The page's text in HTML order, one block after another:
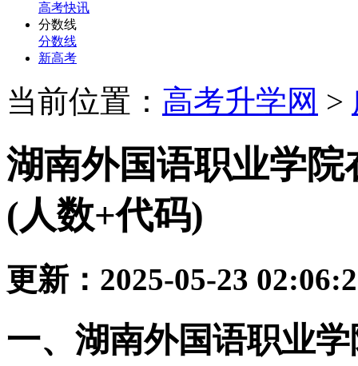
高考快讯
分数线
分数线
新高考
当前位置： 高考升学网 >
湖南外国语职业学
(人数+代码)
更新：2025-05-23
一、湖南外国语职业